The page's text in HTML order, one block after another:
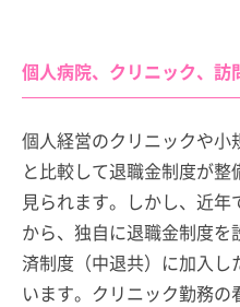
個人病院、クリニック、訪
個人経営のクリニックや
と比較して退職金制度が整
見られます。しかし、近
から、独自に退職金制度
済制度（中退共）に加入
います。クリニック勤務